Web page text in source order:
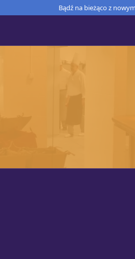
Bądź na bieżąco z